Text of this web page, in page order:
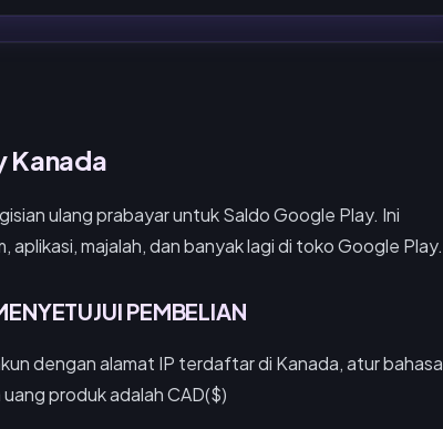
Kanada
ulang prabayar untuk Saldo Google Play. Ini
majalah, dan banyak lagi di toko Google Play.
PEMBELIAN
dengan alamat IP terdaftar di Kanada, atur bahasa
produk adalah CAD($)